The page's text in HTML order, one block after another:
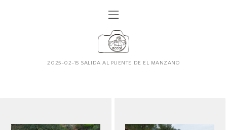
2025-02-15 SALIDA AL PUENTE DE EL MANZANO